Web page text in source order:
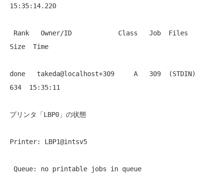
15:35:14.220
Size  Time
done   takeda@localhost+309     A   309  (STDIN)
634  15:35:11
プリンタ「LBP0」の状態
Printer: LBP1@intsv5
Queue: no printable jobs in queue